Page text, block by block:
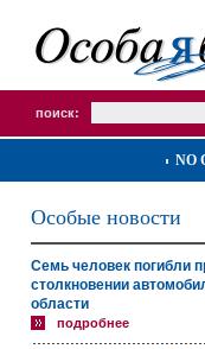
поиск:
NO
Особые новости
Семь человек погибли
столкновении
области
подробнее